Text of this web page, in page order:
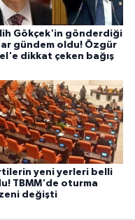
Gökçek'in gönderdiği
gündem oldu! Özgür
dikkat çeken bağış
yeni yerleri belli
TBMM'de oturma
değişti